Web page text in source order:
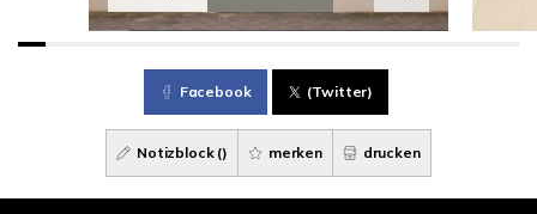
Facebook (Twitter)
Notizblock () merken drucken